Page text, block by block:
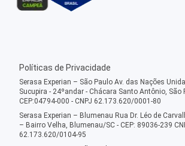
Políticas de Privacidade
Serasa Experian – São Paulo Av. das Nações
Sucupira - 24ºandar - Chácara Santo Antônio, São
CEP:04794-000 - CNPJ 62.173.620/0001-80
Serasa Experian – Blumenau Rua Dr. Léo de
– Bairro Velha, Blumenau/SC - CEP: 89036-239
62.173.620/0104-95